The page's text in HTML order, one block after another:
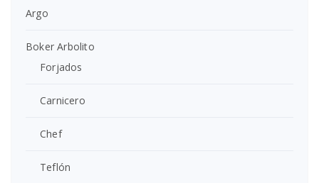
Argo
Boker Arbolito
Forjados
Carnicero
Chef
Teflón